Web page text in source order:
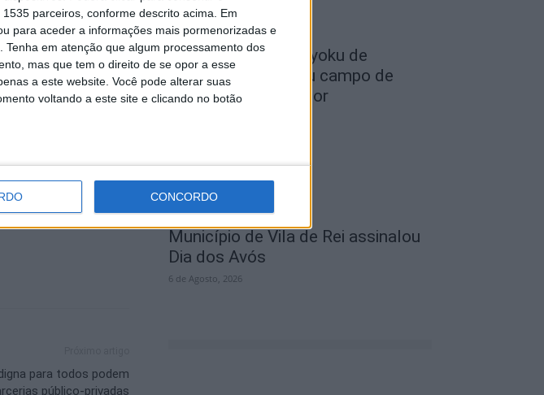
parceiros, conforme descrito acima. Em
para aceder a informações mais pormenorizadas e
Tenha em atenção que algum processamento dos
mas que tem o direito de se opor a esse
a este website. Você pode alterar suas
voltando a este site e clicando no botão
CONCORDO
territórios de baixa
da tecnologia
que
de Estado,
os obstáculos
relações entre
para todos podem
público-privadas
Club Deportivo Doryoku de
Salamanca realizou campo de
férias em Penamacor
Município de Vila de Rei assinalou
Dia dos Avós
6 de Agosto, 2026